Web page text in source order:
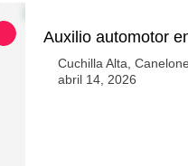
Auxilio automotor
Cuchilla Alta,
abril 14, 2026